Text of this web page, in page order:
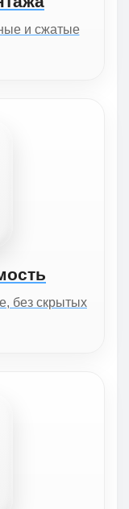
и сжатые
без скрытых